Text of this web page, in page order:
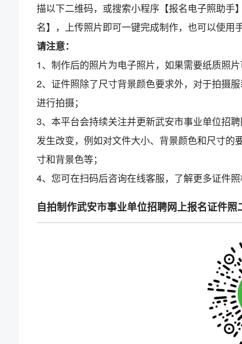
描以下二维码，或搜索小程序【报名电子照助手
名】，上传照片即可一键完成制作，也可以使用
请注意：
1、制作后的照片为电子照片，如果需要纸质照片
2、证件照除了尺寸背景颜色要求外，对于拍摄
进行拍摄；
3、本平台会持续关注并更新武安市事业单位招
发生改变，例如对文件大小、背景颜色和尺寸的
寸和背景色等；
4、您可在扫码后咨询在线客服，了解更多证件
自拍制作武安市事业单位招聘网上报名证件照